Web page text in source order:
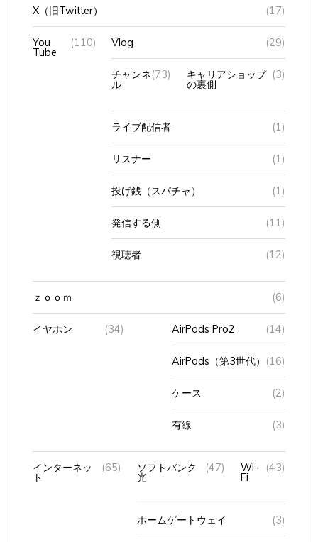
You (110) Vlog (29)
チャンネ(73) キャリアショップ (3)
ライブ配信者 (1)
リスナー (1)
投げ銭（スパチャ） (1)
発信する側 (11)
視聴者 (12)
ｚｏｏｍ (6)
イヤホン (34) AirPods Pro2 (14)
AirPods（第3世代）(16)
ケース (2)
有線 (3)
インターネッ (65) ソフトバンク (47) Wi- (43)
ホームゲートウェイ (3)
メール (19) 迷惑メール(17)